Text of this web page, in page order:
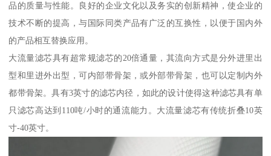
品的质量与性能。良好的企业文化以及务实的创新精神，使企业的
技术不断的提高，与国际同类产品有广泛的互换性，以便于国内外
的产品相互替换应用。
大流量滤芯具有超常规滤芯的20倍通量，其流向方式是分外进里出
型和里进外出型，可内部带骨架，或外部带骨架，也可以定制内外
都带骨架。具有3英寸的滤芯内径，如此的设计使得这种滤芯具有单
只滤芯高达到110吨/小时的通流能力。大流量滤芯有传统折叠10英
寸-40英寸。